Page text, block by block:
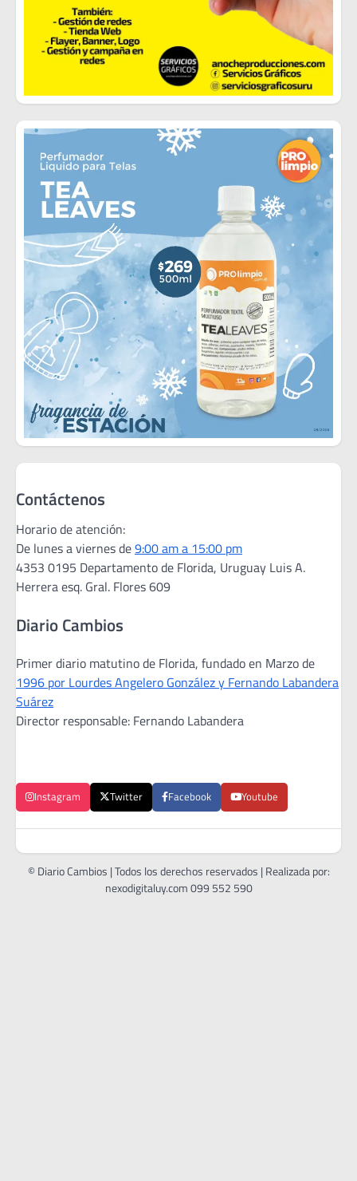
Contáctenos
Horario de atención:
De lunes a viernes de9:00 am a 15:00 pm
4353 0195 Departamento de Florida, Uruguay Luis A.
Herrera esq. Gral. Flores 609
Diario Cambios
Primer diario matutino de Florida, fundado en Marzo de
1996 por Lourdes Angelero González y Fernando Labandera
Suárez
Director responsable: Fernando Labandera
Instagram Twitter Facebook Youtube